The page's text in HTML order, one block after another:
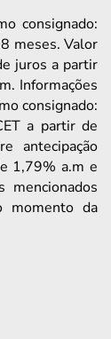
consignado:
meses. Valor
juros a partir
Informações
consignado:
a partir de
antecipação
1,79% a.m e
momento da